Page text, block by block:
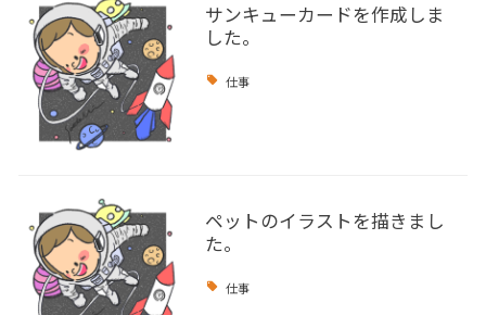
サンキューカードを作成しま
した。
仕事
ペットのイラストを描きまし
た。
仕事